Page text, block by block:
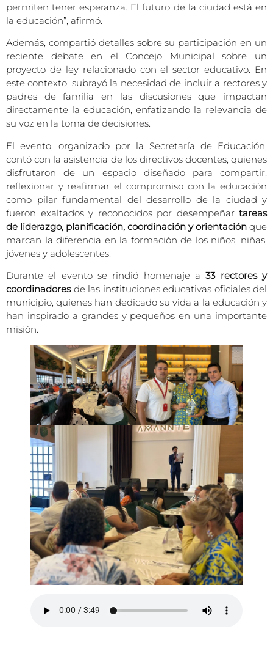
permiten tener esperanza. El futuro de la ciudad está en
la educación”, afirmó.
Además, compartió detalles sobre su participación en un
reciente debate en el Concejo Municipal sobre un
proyecto de ley relacionado con el sector educativo. En
este contexto, subrayó la necesidad de incluir a rectores y
padres de familia en las discusiones que impactan
directamente la educación, enfatizando la relevancia de
su voz en la toma de decisiones.
El evento, organizado por la Secretaría de Educación,
contó con la asistencia de los directivos docentes, quienes
disfrutaron de un espacio diseñado para compartir,
reflexionar y reafirmar el compromiso con la educación
como pilar fundamental del desarrollo de la ciudad y
fueron exaltados y reconocidos por desempeñar tareas
de liderazgo, planificación, coordinación y orientación que
marcan la diferencia en la formación de los niños, niñas,
jóvenes y adolescentes.
Durante el evento se rindió homenaje a33 rectores y
coordinadoresde las instituciones educativas oficiales del
municipio, quienes han dedicado su vida a la educación y
han inspirado a grandes y pequeños en una importante
misión.